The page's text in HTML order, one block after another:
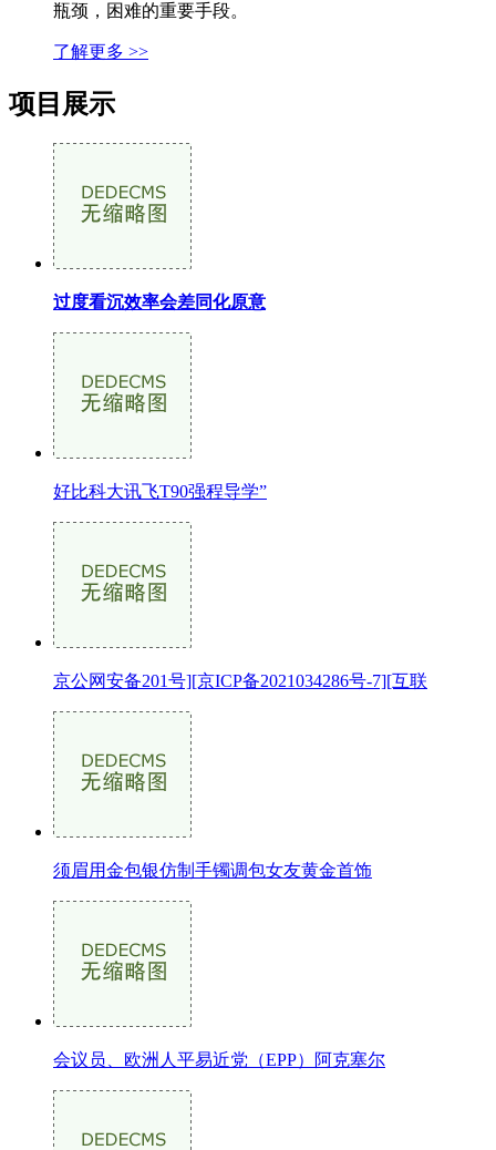
瓶颈，困难的重要手段。
了解更多 >>
项目展示
过度看沉效率会差同化原意
好比科大讯飞T90强程导学”
京公网安备201号][京ICP备2021034286号-7][互联
须眉用金包银仿制手镯调包女友黄金首饰
会议员、欧洲人平易近党（EPP）阿克塞尔